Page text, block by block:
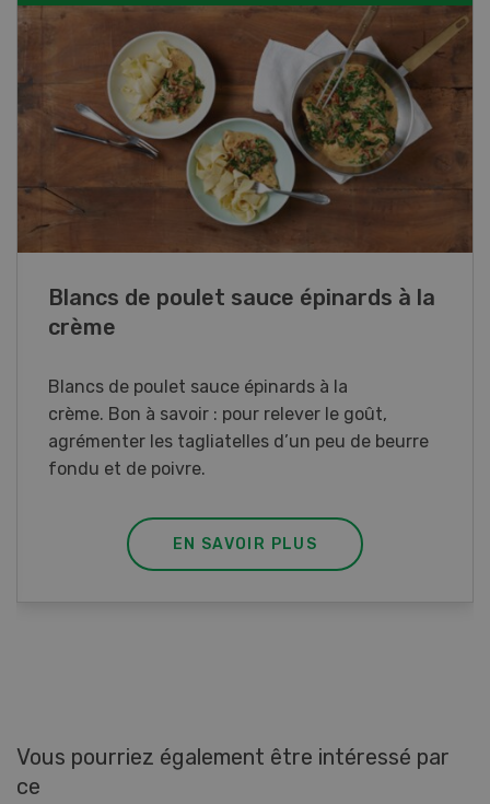
Galettes de lupin
EN SAVOIR PLUS
Vous pourriez également être intéressé par
ce